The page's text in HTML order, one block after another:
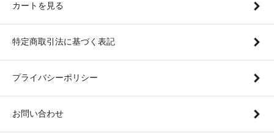
カートを見る
特定商取引法に基づく表記
プライバシーポリシー
お問い合わせ